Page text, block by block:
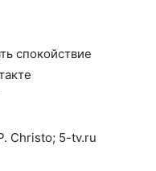
спокойствие
Christo; 5-tv.ru